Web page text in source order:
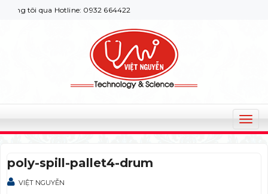
tôi qua Hotline: 0932 664422
T
o
poly-spill-pallet4-drum
VIỆT NGUYỄN